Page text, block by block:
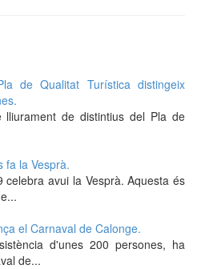
de Qualitat Turística distingeix
lliurament de distintius del Pla de
fa la Vesprà.
celebra avui la Vesprà. Aquesta és
el Carnaval de Calonge.
d'unes 200 persones, ha
de...